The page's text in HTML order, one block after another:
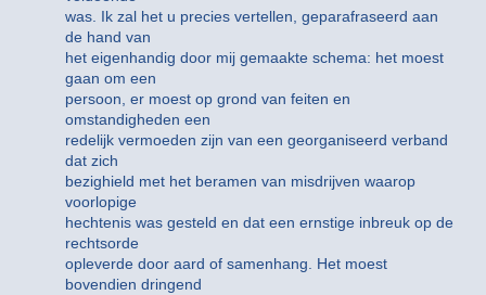
was. Ik zal het u precies vertellen, geparafraseerd aan
de hand van
het eigenhandig door mij gemaakte schema: het moest
gaan om een
persoon, er moest op grond van feiten en
omstandigheden een
redelijk vermoeden zijn van een georganiseerd verband
dat zich
bezighield met het beramen van misdrijven waarop
voorlopige
hechtenis was gesteld en dat een ernstige inbreuk op de
rechtsorde
opleverde door aard of samenhang. Het moest
bovendien dringend